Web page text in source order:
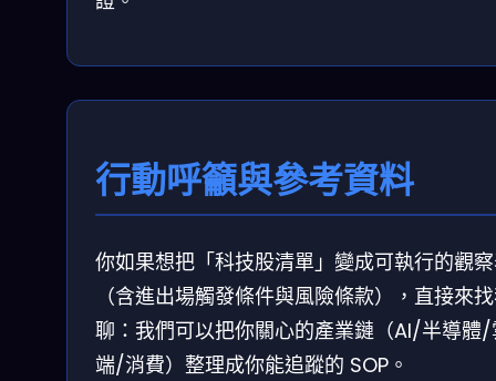
行動呼籲與參考資料
你如果想把「科技股清單」變成可執行的觀
（含進出場觸發條件與風險條款），直接來
聊：我們可以把你關心的產業鏈（AI/半導體
端/消費）整理成你能追蹤的 SOP。